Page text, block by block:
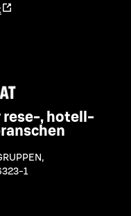
rese-, hotell-
,
1